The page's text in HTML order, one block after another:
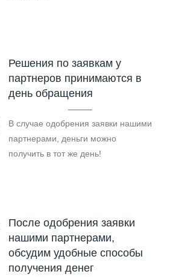
Решения по заявкам у
партнеров принимаются в
день обращения
В случае одобрения заявки нашими
партнерами, деньги можно
получить в тот же день!
После одобрения заявки
нашими партнерами,
обсудим удобные способы
получения денег